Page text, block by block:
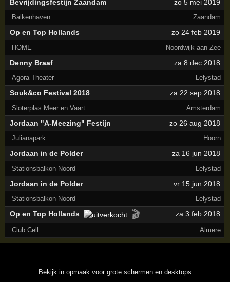
Bevrijdingsfestijn Zaandam zo 5 mei 2019
Balkenhaven Zaandam
Op en Top Hollands zo 24 feb 2019
HOME Noordwijk aan Zee
Denny Braaf za 8 dec 2018
Agora Theater Lelystad
Souk&co Festival 2018 za 22 sep 2018
Sloterplas Meer en Vaart Amsterdam
Jordaan "A-Meezing" Festijn zo 26 aug 2018
Julianapark Hoorn
Jordaan in de Polder za 16 jun 2018
Stationsbalkon-Noord Lelystad
Jordaan in de Polder vr 15 jun 2018
Stationsbalkon-Noord Lelystad
Op en Top Hollands 🎬 za 3 feb 2018
Club Cell Almere
Bekijk in opmaak voor grote schermen en desktops